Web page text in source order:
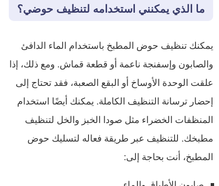
ما الذي يمكنني استخدامه لتنظيف حوضي؟
يمكنك تنظيف حوض المطبخ باستخدام الماء الدافئ
والصابون وإسفنجة ناعمة أو قطعة قماش. ومع ذلك، إذا
علقت الوحدة الأوساخ أو البقع الصعبة، فقد تحتاج إلى
إحضار ترسانة التنظيف الكاملة. يمكنك أيضًا استخدام
المنظفات الخضراء مثل صودا الخبز والخل لتنظيف
مطبخك. للتنظيف عبر طريقة فعاله لتسليك حوض
المطبخ، أنت بحاجة إلى: